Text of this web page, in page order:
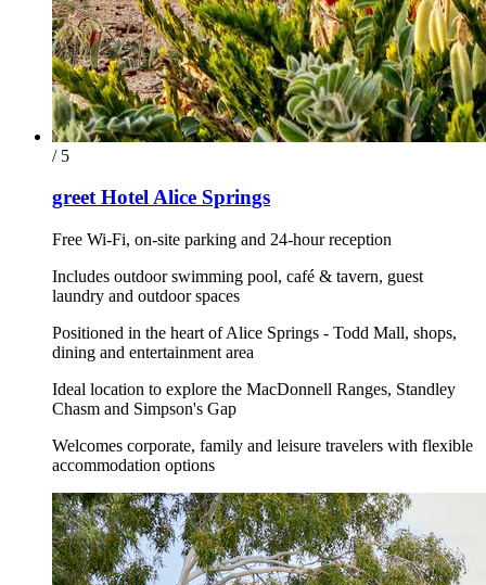
/ 5
greet Hotel Alice Springs
Free Wi-Fi, on-site parking and 24-hour reception
Includes outdoor swimming pool, café & tavern, guest
laundry and outdoor spaces
Positioned in the heart of Alice Springs - Todd Mall, shops,
dining and entertainment area
Ideal location to explore the MacDonnell Ranges, Standley
Chasm and Simpson's Gap
Welcomes corporate, family and leisure travelers with flexible
accommodation options